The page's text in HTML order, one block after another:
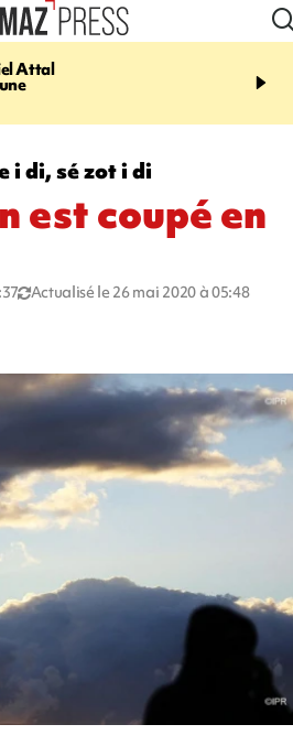
Attal
11:43
accident après le virage
i di, sé zot i di
est coupé en
Actualisé le 26 mai 2020 à 05:48